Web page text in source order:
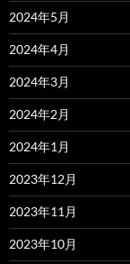
2024年5月
2024年4月
2024年3月
2024年2月
2024年1月
2023年12月
2023年11月
2023年10月